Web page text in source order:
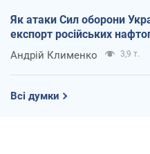
Як атаки Сил оборони
експорт російських
Андрій Клименко 3,9 т.
Всі думки